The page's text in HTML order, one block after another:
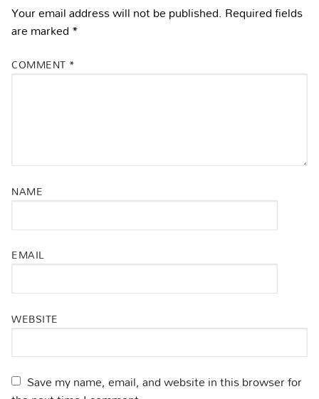
Your email address will not be published. Required fields
are marked*
COMMENT *
NAME
EMAIL
WEBSITE
Save my name, email, and website in this browser for